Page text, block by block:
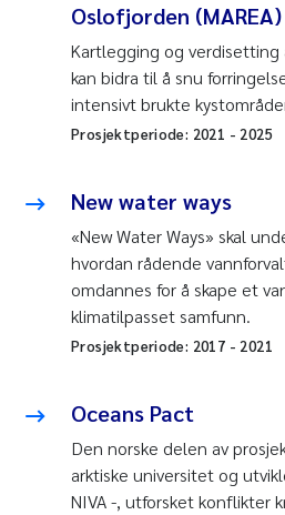
Oslofjorden (MAREA)
Kartlegging og
kan bidra til å snu
intensivt brukte
Prosjektperiode: 2021 - 2025
New water ways
«New Water Ways» skal
hvordan rådende
omdannes for å skape et
klimatilpasset samfunn.
Prosjektperiode: 2017 - 2021
Oceans Pact
Den norske delen av
arktiske universitet og
NIVA -, utforsket konflikter